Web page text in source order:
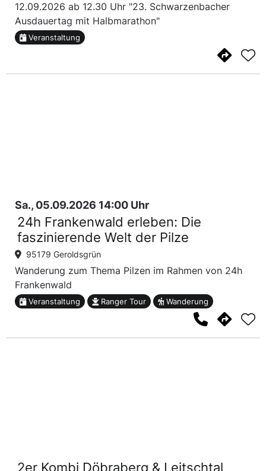
12.09.2026 ab 12.30 Uhr "23. Schwarzenbacher
Ausdauertag mit Halbmarathon"
Veranstaltung
Sa., 05.09.2026 14:00 Uhr
24h Frankenwald erleben: Die
faszinierende Welt der Pilze
95179 Geroldsgrün
Wanderung zum Thema Pilzen im Rahmen von 24h
Frankenwald
Veranstaltung Ranger Tour Wanderung
2er Kombi Döbraberg & Leitschtal